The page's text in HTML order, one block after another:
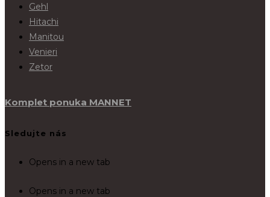
Gehl
Hitachi
Manitou
Venieri
Zetor
Komplet ponuka MANNET
Sledujte nás
Opens in a new tab
Opens in a new tab